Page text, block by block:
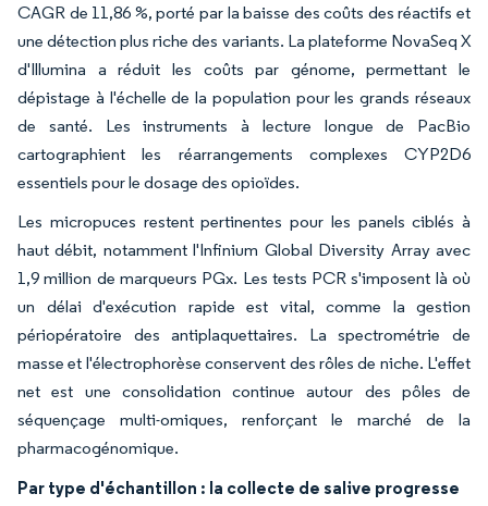
CAGR de 11,86 %, porté par la baisse des coûts des réactifs et
une détection plus riche des variants. La plateforme NovaSeq X
d'Illumina a réduit les coûts par génome, permettant le
dépistage à l'échelle de la population pour les grands réseaux
de santé. Les instruments à lecture longue de PacBio
cartographient les réarrangements complexes CYP2D6
essentiels pour le dosage des opioïdes.
Les micropuces restent pertinentes pour les panels ciblés à
haut débit, notamment l'Infinium Global Diversity Array avec
1,9 million de marqueurs PGx. Les tests PCR s'imposent là où
un délai d'exécution rapide est vital, comme la gestion
périopératoire des antiplaquettaires. La spectrométrie de
masse et l'électrophorèse conservent des rôles de niche. L'effet
net est une consolidation continue autour des pôles de
séquençage multi-omiques, renforçant le marché de la
pharmacogénomique.
Par type d'échantillon : la collecte de salive progresse